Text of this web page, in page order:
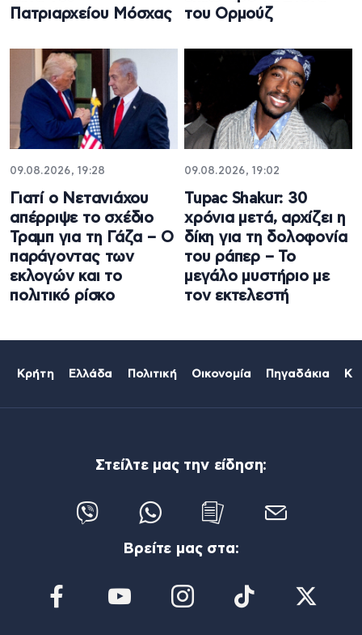
Πατριαρχείου Μόσχας
του Ορμούζ
09.08.2026, 19:28
Γιατί ο Νετανιάχου
απέρριψε το σχέδιο
Τραμπ για τη Γάζα – Ο
παράγοντας των
εκλογών και το
πολιτικό ρίσκο
09.08.2026, 19:02
Tupac Shakur: 30
χρόνια μετά, αρχίζει η
δίκη για τη δολοφονία
του ράπερ – Το
μεγάλο μυστήριο με
τον εκτελεστή
Κρήτη Ελλάδα Πολιτική Οικονομία Πηγαδάκια
Στείλτε μας την είδηση:
Βρείτε μας στα: